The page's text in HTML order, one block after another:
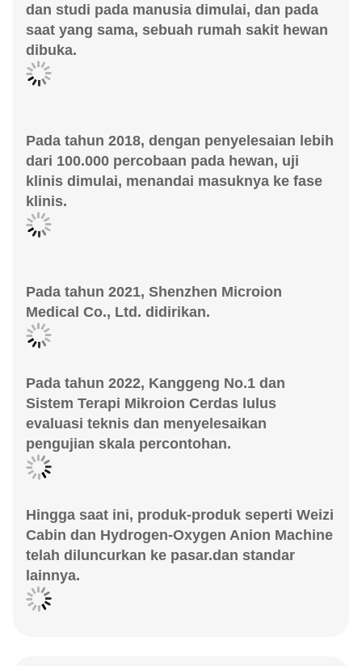
dan studi pada manusia dimulai, dan pada
saat yang sama, sebuah rumah sakit hewan
dibuka.
Pada tahun 2018, dengan penyelesaian lebih
dari 100.000 percobaan pada hewan, uji
klinis dimulai, menandai masuknya ke fase
klinis.
Pada tahun 2021, Shenzhen Microion
Medical Co., Ltd. didirikan.
Pada tahun 2022, Kanggeng No.1 dan
Sistem Terapi Mikroion Cerdas lulus
evaluasi teknis dan menyelesaikan
pengujian skala percontohan.
Hingga saat ini, produk-produk seperti Weizi
Cabin dan Hydrogen-Oxygen Anion Machine
telah diluncurkan ke pasar.dan standar
lainnya.